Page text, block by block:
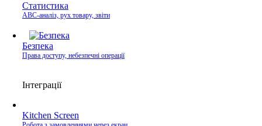
Статистика
ABC-аналіз, рух товару, звіти
Безпека
Права доступу, небезпечні операції
Інтеграції
Kitchen Screen